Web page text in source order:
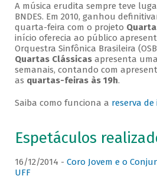
A música erudita sempre teve
BNDES. Em 2010, ganhou
quarta-feira com o projeto
início oferecia ao público
Orquestra Sinfônica Brasileira
Quartas Clássicasapresenta
semanais, contando com
as quartas-feiras às 19h.
Saiba como funciona a reserva de
Espetáculos
16/12/2014 - Coro Jovem e o
UFF